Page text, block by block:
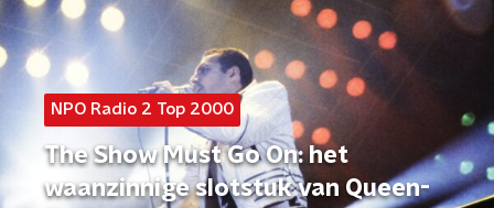
NPO Radio 2 Top 2000
The Show Must Go On: het
waanzinnige slotstuk van Queen-